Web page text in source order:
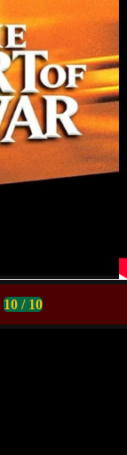
10 / 10